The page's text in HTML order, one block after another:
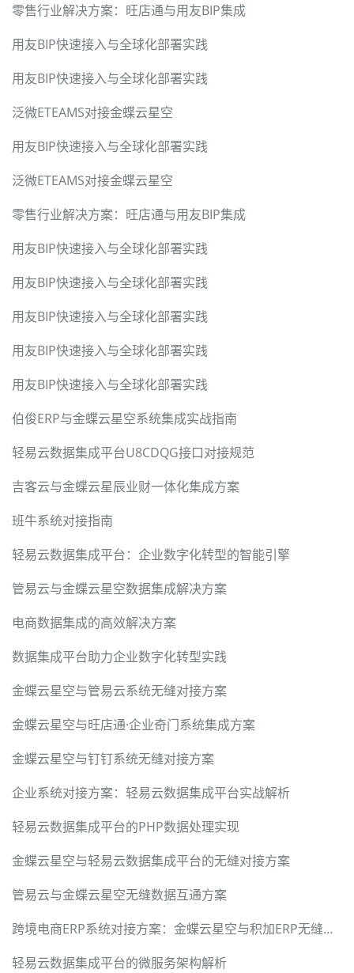
零售行业解决方案：旺店通与用友BIP集成
用友BIP快速接入与全球化部署实践
用友BIP快速接入与全球化部署实践
泛微ETEAMS对接金蝶云星空
用友BIP快速接入与全球化部署实践
泛微ETEAMS对接金蝶云星空
零售行业解决方案：旺店通与用友BIP集成
用友BIP快速接入与全球化部署实践
用友BIP快速接入与全球化部署实践
用友BIP快速接入与全球化部署实践
用友BIP快速接入与全球化部署实践
用友BIP快速接入与全球化部署实践
伯俊ERP与金蝶云星空系统集成实战指南
轻易云数据集成平台U8CDQG接口对接规范
吉客云与金蝶云星辰业财一体化集成方案
班牛系统对接指南
轻易云数据集成平台：企业数字化转型的智能引擎
管易云与金蝶云星空数据集成解决方案
电商数据集成的高效解决方案
数据集成平台助力企业数字化转型实践
金蝶云星空与管易云系统无缝对接方案
金蝶云星空与旺店通·企业奇门系统集成方案
金蝶云星空与钉钉系统无缝对接方案
企业系统对接方案：轻易云数据集成平台实战解析
轻易云数据集成平台的PHP数据处理实现
金蝶云星空与轻易云数据集成平台的无缝对接方案
管易云与金蝶云星空无缝数据互通方案
跨境电商ERP系统对接方案：金蝶云星空与积加ERP无缝集成
轻易云数据集成平台的微服务架构解析